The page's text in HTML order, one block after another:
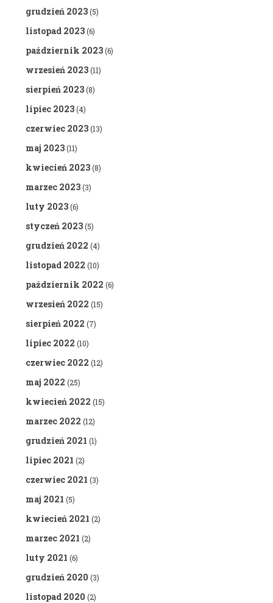
grudzień 2023(5)
listopad 2023(6)
październik 2023(6)
wrzesień 2023(11)
sierpień 2023(8)
lipiec 2023(4)
czerwiec 2023(13)
maj 2023(11)
kwiecień 2023(8)
marzec 2023(3)
luty 2023(6)
styczeń 2023(5)
grudzień 2022 (4)
listopad 2022 (10)
październik 2022 (6)
wrzesień 2022 (15)
sierpień 2022 (7)
lipiec 2022 (10)
czerwiec 2022 (12)
maj 2022 (25)
kwiecień 2022 (15)
marzec 2022 (12)
grudzień 2021 (1)
lipiec 2021 (2)
czerwiec 2021 (3)
maj 2021 (5)
kwiecień 2021 (2)
marzec 2021 (2)
luty 2021 (6)
grudzień 2020 (3)
listopad 2020 (2)